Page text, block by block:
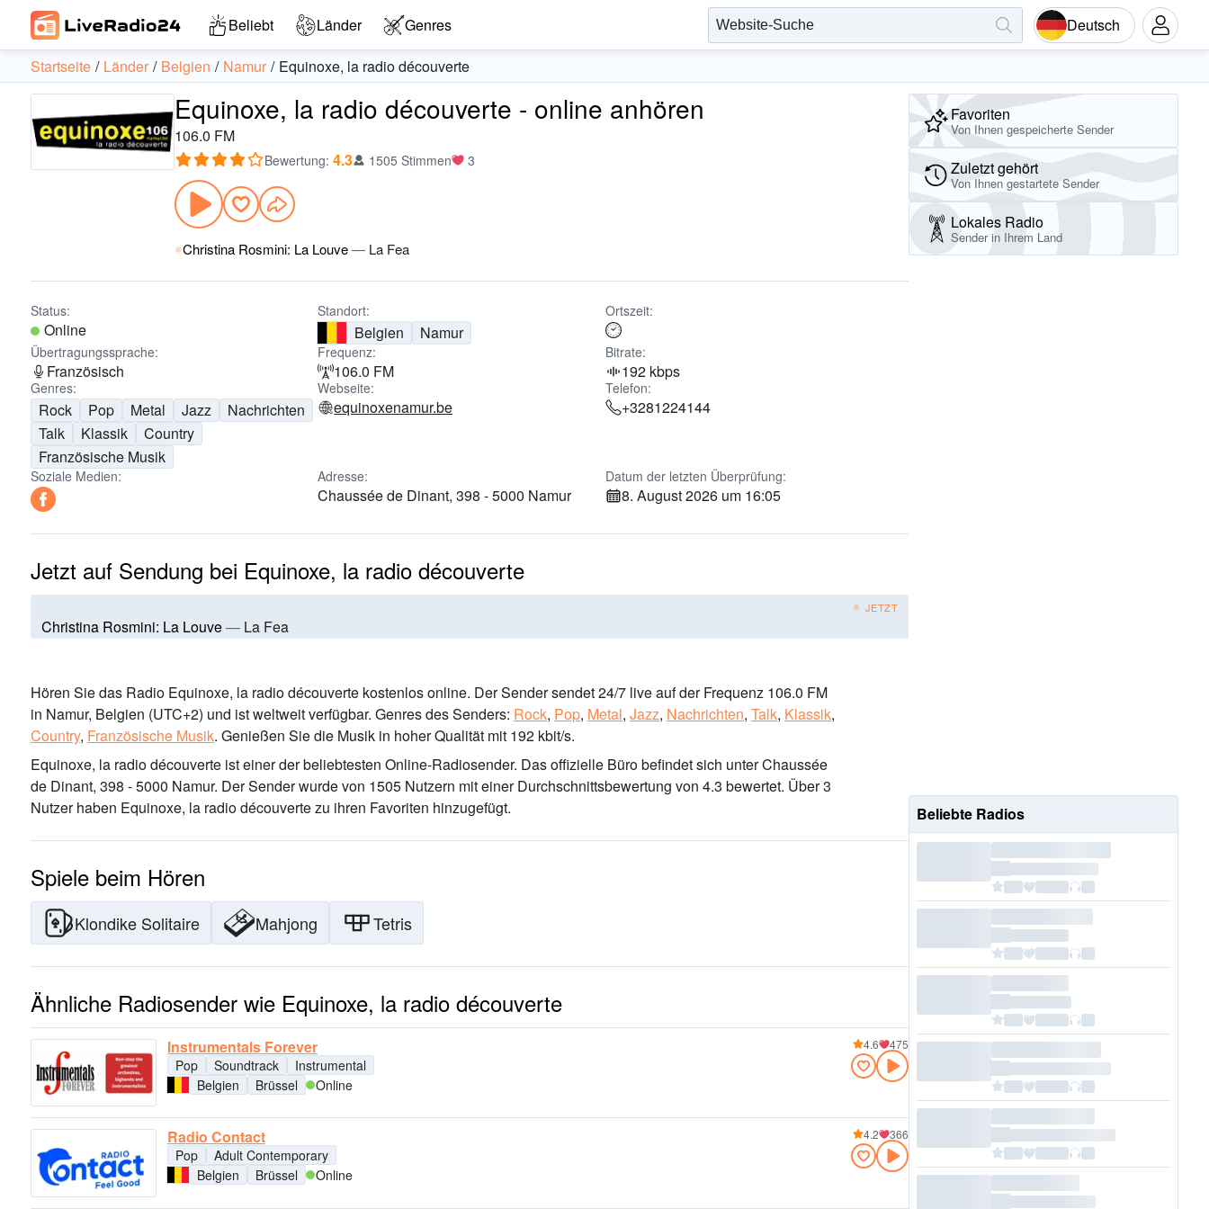
Beliebt Länder Genres Deutsch
Startseite Länder Belgien Namur Equinoxe, la radio découverte
Equinoxe, la radio découverte - online anhören
106.0 FM
Bewertung: 4.3 1505 Stimmen 3
Christina Rosmini: La Louve— La Fea
Status:
Online
Standort:
Belgien Namur
Ortszeit:
Übertragungssprache:
Französisch
Frequenz:
106.0 FM
Bitrate:
192 kbps
Genres:
Rock Pop Metal Jazz
Nachrichten
Talk
Klassik
Country
Französische Musik
Webseite:
equinoxenamur.be
Telefon:
+3281224144
Soziale Medien: Adresse:
Chaussée de Dinant, 398 - 5000 Namur
Datum der letzten Überprüfung:
8. August 2026 um 16:05
Jetzt auf Sendung bei Equinoxe, la radio découverte
JETZT
Christina Rosmini: La Louve— La Fea
Hören Sie das Radio Equinoxe, la radio découverte kostenlos online. Der Sender sendet 24/7 liveauf der Frequenz 106.0 FM
in Namur, Belgien (UTC+2) und ist weltweit verfügbar. Genres des Senders: Rock, Pop, Metal, Jazz, Nachrichten, Talk, Klassik,
Country, Französische Musik. Genießen Sie die Musik in hoher Qualität mit 192 kbit/s.
Equinoxe, la radio découverte ist einer der beliebtesten Online-Radiosender. Das offizielle Büro befindet sich unter Chaussée
de Dinant, 398 - 5000 Namur. Der Sender wurde von 1505 Nutzern mit einer Durchschnittsbewertung von 4.3 bewertet. Über 3
Nutzer haben Equinoxe, la radio découverte zu ihren Favoriten hinzugefügt.
Spiele beim Hören
Klondike Solitaire Mahjong Tetris
Ähnliche Radiosender wie Equinoxe, la radio découverte
Instrumentals Forever
Pop Soundtrack
Instrumental
Belgien
Brüssel Online
4.6 475
Radio Contact
Pop
Adult Contemporary
Belgien
Brüssel Online
4.2 366
Favoriten
Von Ihnen gespeicherte Sender
Zuletzt gehört
Von Ihnen gestartete Sender
Lokales Radio
Sender in Ihrem Land
Beliebte Radios